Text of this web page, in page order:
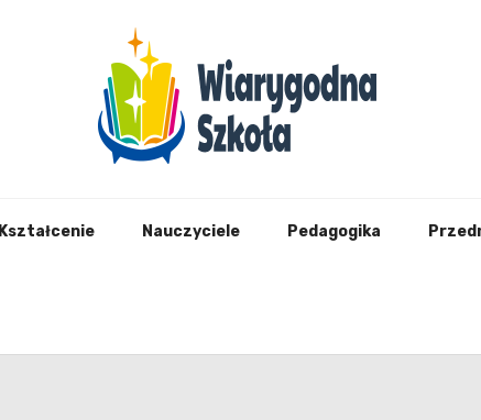
Kształcenie Nauczyciele Pedagogika